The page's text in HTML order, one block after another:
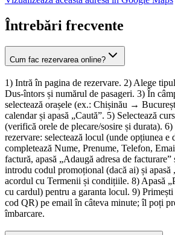
Întrebări frecvente
Cum fac rezervarea online?
1) Intră în pagina de rezervare. 2) Alege
Dus-întors și numărul de pasageri. 3) În
selectează orașele (ex.: Chișinău →
calendar și apasă „Caută”. 5) Selectează
(verifică orele de plecare/sosire și durata).
rezervare: selectează locul (unde opțiunea e
completează Nume, Prenume, Telefon,
factură, apasă „Adaugă adresa de facturare”
introdu codul promoțional (dacă ai) și
acordul cu Termenii și condițiile. 8) Apasă
cu cardul) pentru a garanta locul. 9)
cod QR) pe email în câteva minute; îl poți
îmbarcare.